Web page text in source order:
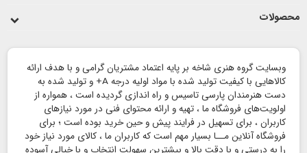
محصولات
وبسایت گروه هنری شاخه بر پایه اعتماد مشتریان گرامی و با هدف ارائه
کالاهایی با کیفیت تولید شده با مواد اولیه درجه A+ و تولید شده به
دست هنرمندان پارسی تاسیس و راه اندازی گردیده است ، همواره از
اولویت‌های فروشگاه ما ، تهیه و ارائه محتوای فنی در مورد نیازهای
کاربران ، برای تسهیل در فرایند پیش و حین خرید بوده است ؛ برای
فروشگاه آنلاین مــا بسیار مهم است که کاربران ما ، کالای مورد نیاز خود
را به درستی و با دقت بالا و بیشترین سهولت انتخاب و با خیالی آسوده